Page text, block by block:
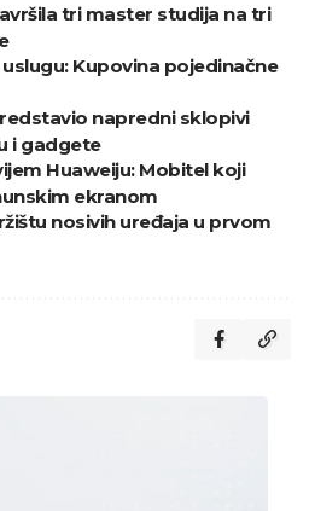
tri master studija na tri
Kupovina pojedinačne
napredni sklopivi
i gadgete
Huaweiju: Mobitel koji
ekranom
nosivih uređaja u prvom